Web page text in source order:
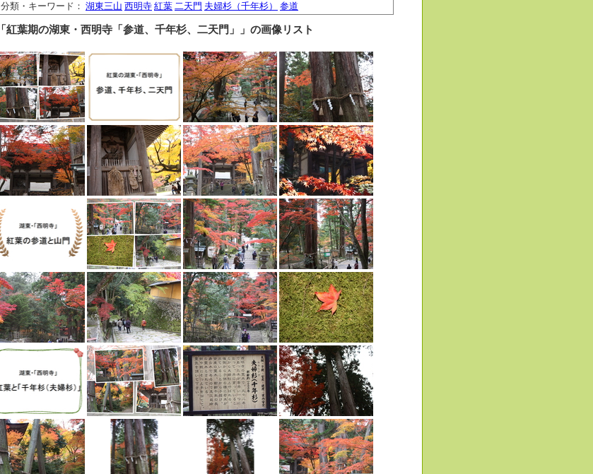
分類・キーワード： 湖東三山 西明寺 紅葉 二天門 夫婦杉（千年杉） 参道
「紅葉期の湖東・西明寺「参道、千年杉、二天門」」の画像リスト